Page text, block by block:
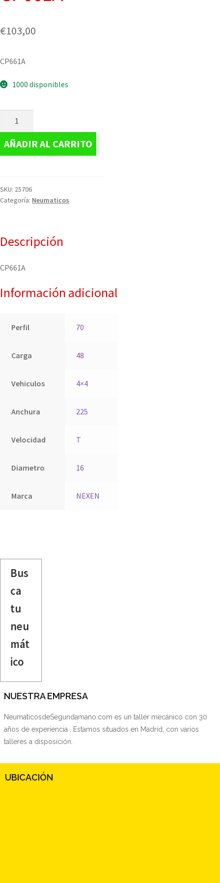
€103,00
CP661A
1000 disponibles
AÑADIR AL CARRITO
SKU: 25706
Categoría: Neumaticos
Descripción
CP661A
Información adicional
Perfil 70
Carga 48
Vehiculos 4×4
Anchura 225
Velocidad T
Diametro 16
Marca NEXEN
Bus
ca
tu
neu
mát
ico
NUESTRA EMPRESA
NeumaticosdeSegundamano.com es un taller mecánico con 30
años de experiencia . Estamos situados en Madrid, con varios
talleres a disposición.
UBICACIÓN